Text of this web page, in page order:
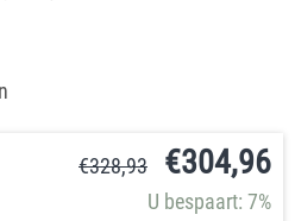
€328,93 €304,96
U bespaart: 7%